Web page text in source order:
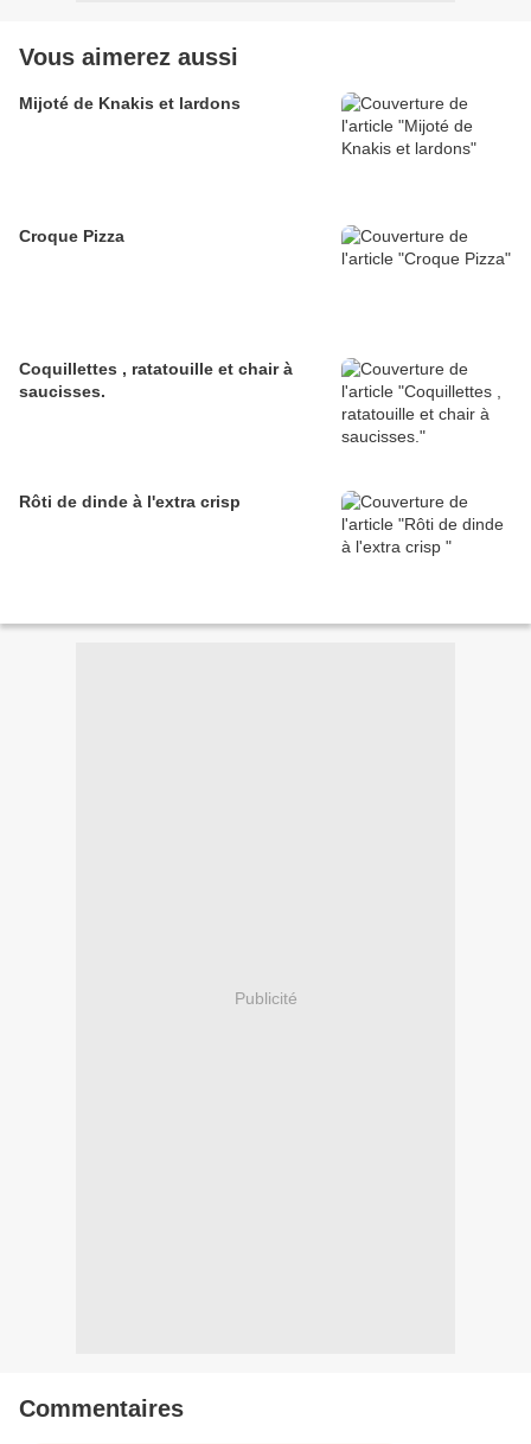
Vous aimerez aussi
Mijoté de Knakis et lardons
Croque Pizza
Coquillettes , ratatouille et chair à
saucisses.
Rôti de dinde à l'extra crisp
Publicité
Commentaires